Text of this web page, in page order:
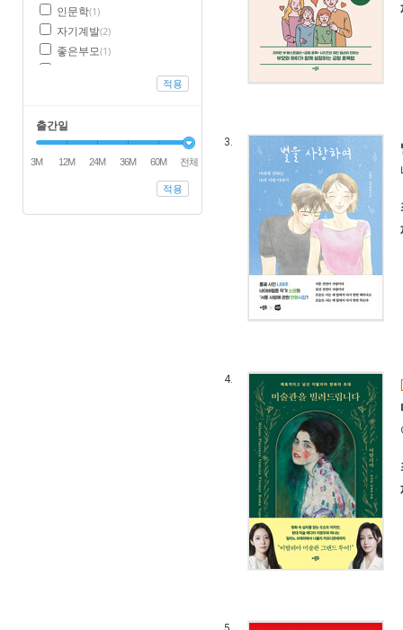
인문학(1)
자기계발(2)
좋은부모(1)
적용
출간일
3M 12M 24M 36M 60M 전체
적용
3.
4.